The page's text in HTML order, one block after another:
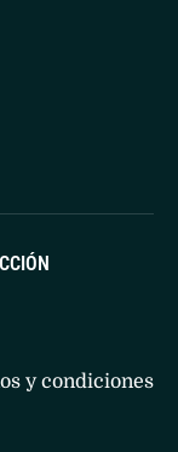
y condiciones